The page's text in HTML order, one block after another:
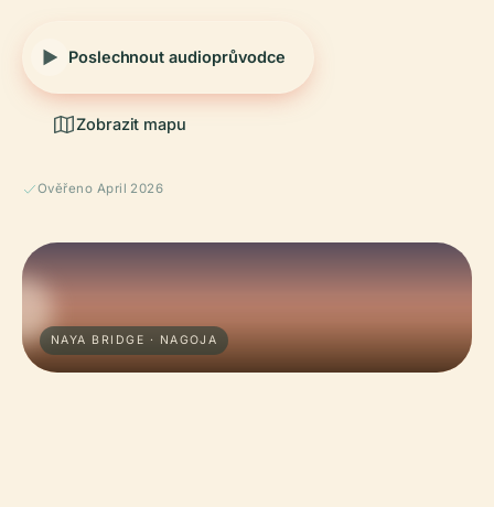
Poslechnout audioprůvodce
Zobrazit mapu
Ověřeno April 2026
NAYA BRIDGE · NAGOJA